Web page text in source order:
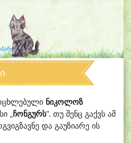
ნიკოლოზ
„ჩონგურს“. თუ შენც გაქვს ამ
და გაუზიარე ის